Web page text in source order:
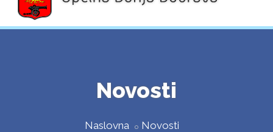
Novosti
Naslovna Novosti